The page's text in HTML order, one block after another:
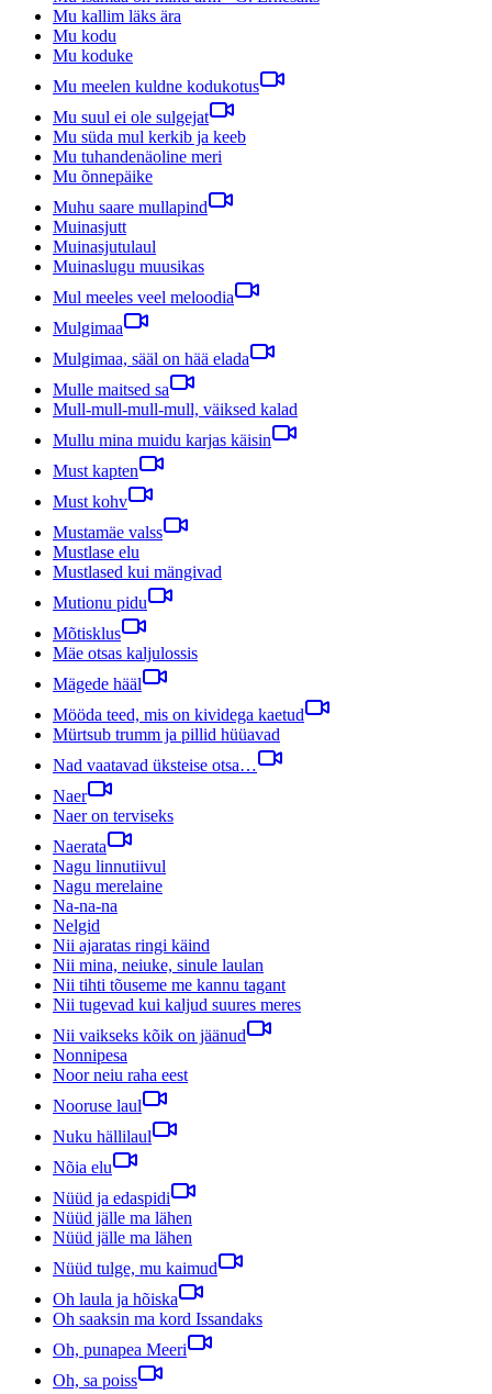
Mu kallim läks ära
Mu kodu
Mu koduke
Mu meelen kuldne kodukotus
Mu suul ei ole sulgejat
Mu süda mul kerkib ja keeb
Mu tuhandenäoline meri
Mu õnnepäike
Muhu saare mullapind
Muinasjutt
Muinasjutulaul
Muinaslugu muusikas
Mul meeles veel meloodia
Mulgimaa
Mulgimaa, sääl on hää elada
Mulle maitsed sa
Mull-mull-mull-mull, väiksed kalad
Mullu mina muidu karjas käisin
Must kapten
Must kohv
Mustamäe valss
Mustlase elu
Mustlased kui mängivad
Mutionu pidu
Mõtisklus
Mäe otsas kaljulossis
Mägede hääl
Mööda teed, mis on kividega kaetud
Mürtsub trumm ja pillid hüüavad
Nad vaatavad üksteise otsa…
Naer
Naer on terviseks
Naerata
Nagu linnutiivul
Nagu merelaine
Na-na-na
Nelgid
Nii ajaratas ringi käind
Nii mina, neiuke, sinule laulan
Nii tihti tõuseme me kannu tagant
Nii tugevad kui kaljud suures meres
Nii vaikseks kõik on jäänud
Nonnipesa
Noor neiu raha eest
Nooruse laul
Nuku hällilaul
Nõia elu
Nüüd ja edaspidi
Nüüd jälle ma lähen
Nüüd jälle ma lähen
Nüüd tulge, mu kaimud
Oh laula ja hõiska
Oh saaksin ma kord Issandaks
Oh, punapea Meeri
Oh, sa poiss